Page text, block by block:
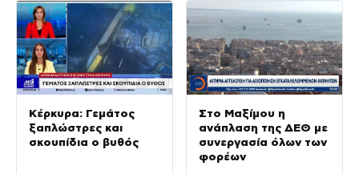
Κέρκυρα: Γεμάτος
ξαπλώστρες και
σκουπίδια ο βυθός
Στο Μαξίμου η
ανάπλαση της ΔΕΘ με
συνεργασία όλων των
φορέων